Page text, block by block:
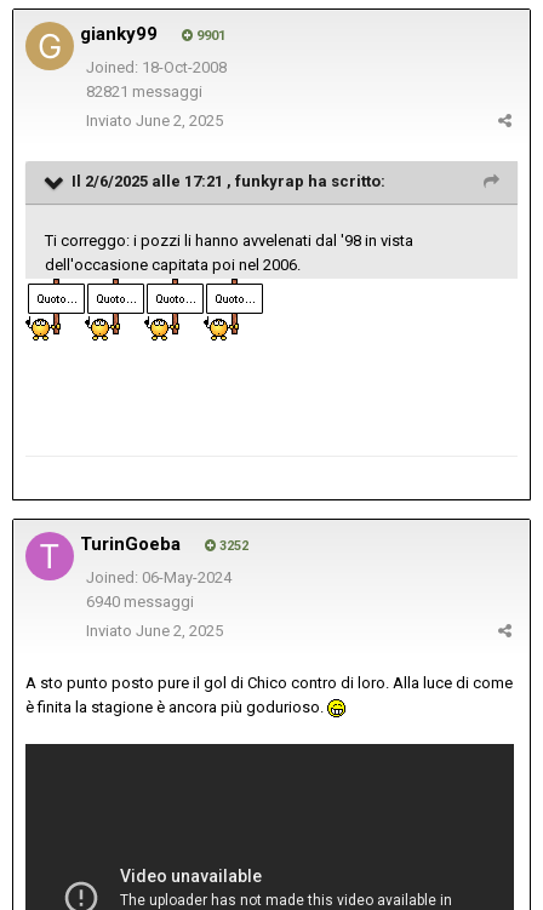
gianky99 9901
Joined: 18-Oct-2008
82821 messaggi
Inviato June 2, 2025
Il 2/6/2025 alle 17:21 , funkyrap ha scritto:
Ti correggo: i pozzi li hanno avvelenati dal '98 in vista
dell'occasione capitata poi nel 2006.
TurinGoeba 3252
Joined: 06-May-2024
6940 messaggi
Inviato June 2, 2025
A sto punto posto pure il gol di Chico contro di loro. Alla luce di come
è finita la stagione è ancora più godurioso.